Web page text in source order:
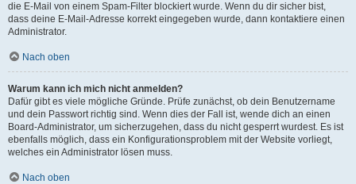
die E-Mail von einem Spam-Filter blockiert wurde. Wenn du dir sicher bist,
dass deine E-Mail-Adresse korrekt eingegeben wurde, dann kontaktiere einen
Administrator.
Nach oben
Warum kann ich mich nicht anmelden?
Dafür gibt es viele mögliche Gründe. Prüfe zunächst, ob dein Benutzername
und dein Passwort richtig sind. Wenn dies der Fall ist, wende dich an einen
Board-Administrator, um sicherzugehen, dass du nicht gesperrt wurdest. Es ist
ebenfalls möglich, dass ein Konfigurationsproblem mit der Website vorliegt,
welches ein Administrator lösen muss.
Nach oben